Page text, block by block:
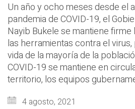
Un año y ocho meses desde el
pandemia de COVID-19, el
Nayib Bukele se mantiene
las herramientas contra el
vida de la mayoría de la
COVID-19 se mantiene en
territorio, los equipos
4 agosto, 2021